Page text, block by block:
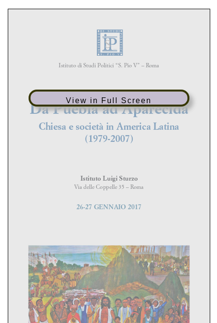
View in Full Screen